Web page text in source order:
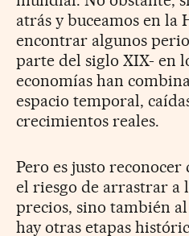
atrás y buceamos en la
encontrar algunos
parte del siglo XIX- en
economías han
espacio temporal,
crecimientos reales.
Pero es justo
el riesgo de arrastrar a
precios, sino también
hay otras etapas